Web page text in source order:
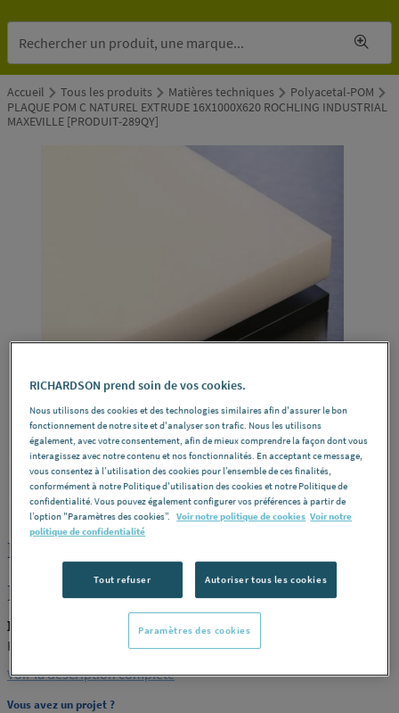
Accueil Tous les produits Matières techniques
Polyacetal-POM
PLAQUE POM C NATUREL EXTRUDE 16X1000X620 ROCHLING INDUSTRIAL
MAXEVILLE [PRODUIT-289QY]
ROCHLING REF : 289QY
PLAQUE POM C NATUREL EXTRUDE
16X1000X620 ROCHLING INDUSTRIAL
MAXEVILLE [PRODUIT-289QY]
ROCHLING PRODUIT-289QY
ROCHLING INDUSTRIAL MAXEVILLE [PRODUIT-289QY]
Voir la description complète
Vous avez un projet ?
RICHARDSON prend soin de vos cookies.
Nous utilisons des cookies et des technologies similaires afin d'assurer le bon
fonctionnement de notre site et d'analyser son trafic. Nous les utilisons
également, avec votre consentement, afin de mieux comprendre la façon dont vous
interagissez avec notre contenu et nos fonctionnalités. En acceptant ce message,
vous consentez à l’utilisation des cookies pour l’ensemble de ces finalités,
conformément à notre Politique d'utilisation des cookies et notre Politique de
confidentialité. Vous pouvez également configurer vos préférences à partir de
l’option "Paramètres des cookies”. Voir notre politique de cookies Voir notre
politique de confidentialité
Tout refuser Autoriser tous les cookies
Paramètres des cookies